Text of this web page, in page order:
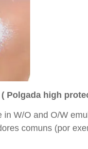
Polgada high
in W/O and O/W
comuns (por